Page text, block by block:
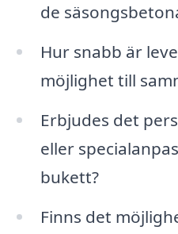
de
Hur snabb är
möjlighet till
Erbjudes det
eller
bukett?
Finns det